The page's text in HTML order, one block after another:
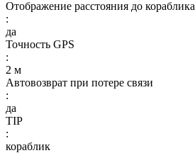
Отображение расстояния до кораблика
:
да
Точность GPS
:
2 м
Автовозврат при потере связи
:
да
TIP
:
кораблик